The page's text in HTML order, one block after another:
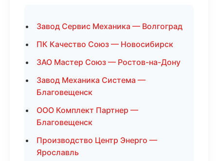
Завод Сервис Механика — Волгоград
ПК Качество Союз — Новосибирск
ЗАО Мастер Союз — Ростов-на-Дону
Завод Механика Система —
Благовещенск
ООО Комплект Партнер —
Благовещенск
Производство Центр Энерго —
Ярославль